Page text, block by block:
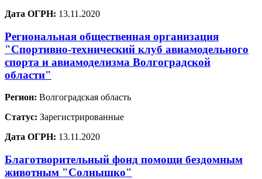
Дата ОГРН: 13.11.2020
Региональная общественная организация
"Спортивно-технический клуб авиамодельного
спорта и авиамоделизма Волгоградской
области"
Регион: Волгоградская область
Статус: Зарегистрированные
Дата ОГРН: 13.11.2020
Благотворительный фонд помощи бездомным
животным "Солнышко"